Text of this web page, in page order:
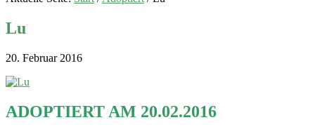
Lu
20. Februar 2016
ADOPTIERT AM 20.02.2016